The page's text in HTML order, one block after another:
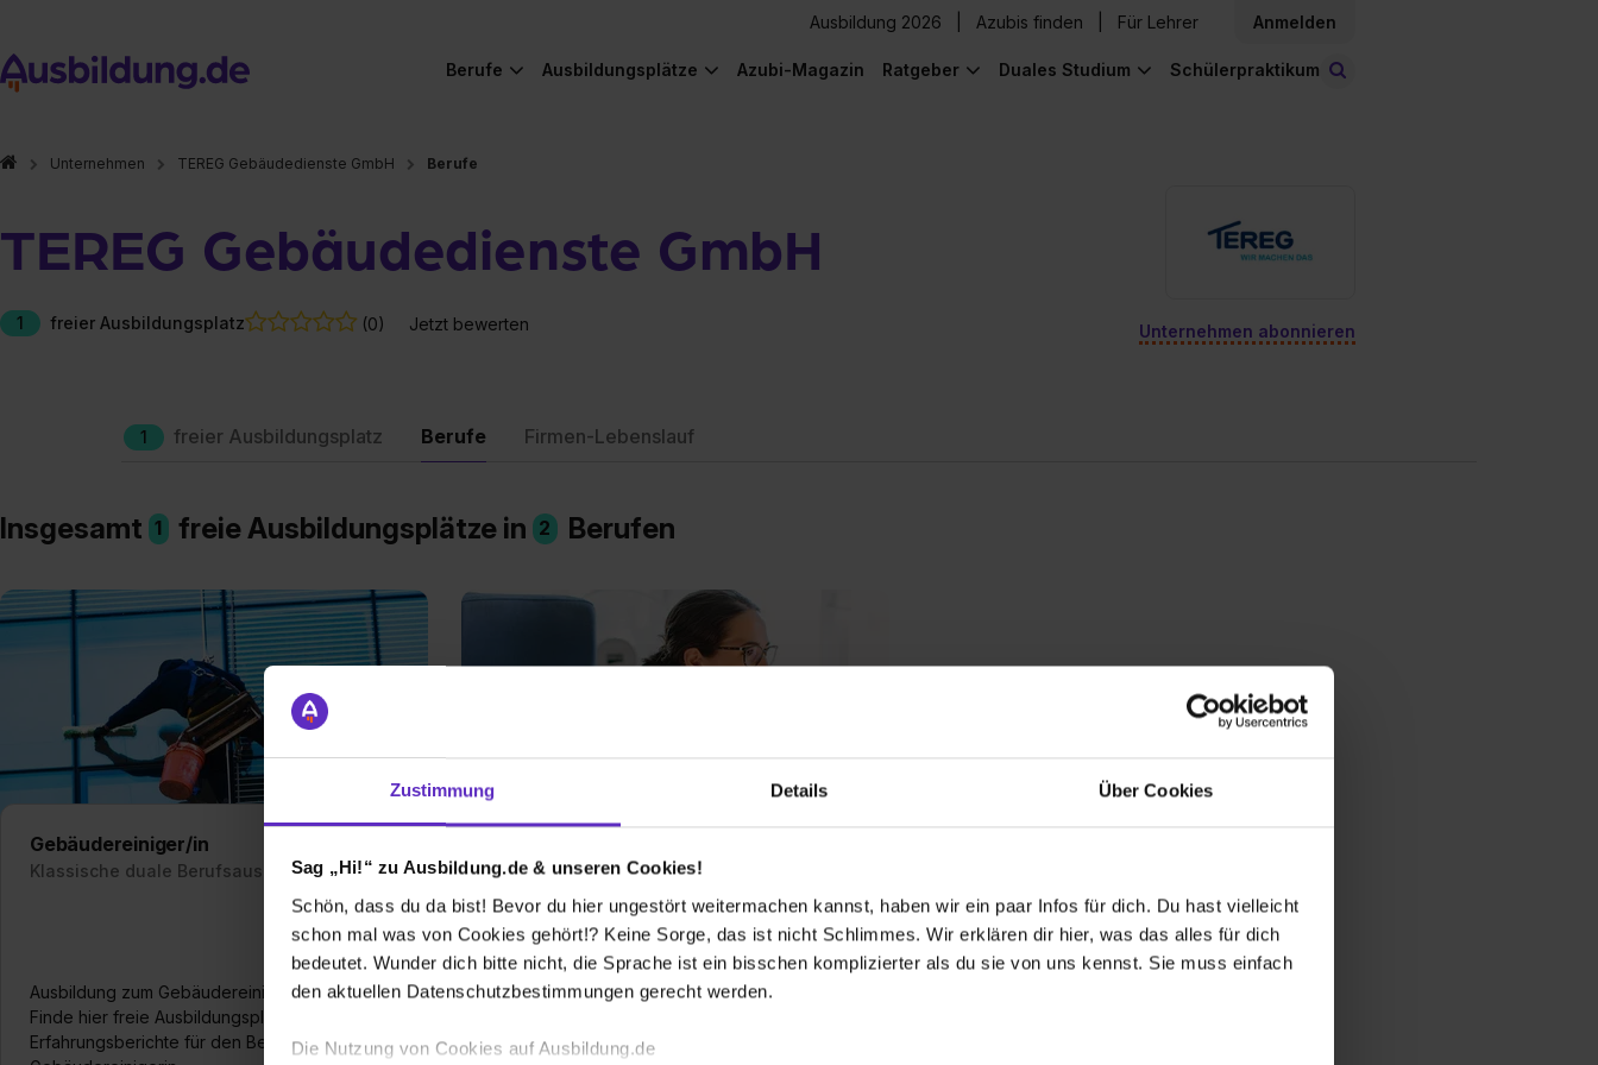
Zustimmung Details Über Cookies
Sag „Hi!“ zu Ausbildung.de & unseren Cookies!
Schön, dass du da bist! Bevor du hier ungestört weitermachen kannst, haben wir ein paar Infos für dich. Du hast vielleicht
schon mal was von Cookies gehört!? Keine Sorge, das ist nicht Schlimmes. Wir erklären dir hier, was das alles für dich
bedeutet. Wunder dich bitte nicht, die Sprache ist ein bisschen komplizierter als du sie von uns kennst. Sie muss einfach
den aktuellen Datenschutzbestimmungen gerecht werden.
Die Nutzung von Cookies auf Ausbildung.de
Ausbildung 2026 Azubis finden Für Lehrer Anmelden
Berufe Ausbildungsplätze Azubi-Magazin Ratgeber Duales Studium Schülerpraktikum
Unternehmen TEREG Gebäudedienste GmbH Berufe
TEREG Gebäudedienste GmbH
1 freier Ausbildungsplatz (0) Jetzt bewerten Unternehmen abonnieren
1 freier Ausbildungsplatz Berufe Firmen-Lebenslauf
Insgesamt 1 freie Ausbildungsplätze in 2 Berufen
Gebäudereiniger/in
Klassische duale Berufsausbildung
Ausbildung zum Gebäudereiniger -
Finde hier freie Ausbildungsplätze und
Erfahrungsberichte für den Beruf als
Büromanagement
Finde hier alles zur Ausbildung zum
Kaufmann und zur Kauffrau für
Büromanagement, z.B. freie
und Bewerbungstipps!